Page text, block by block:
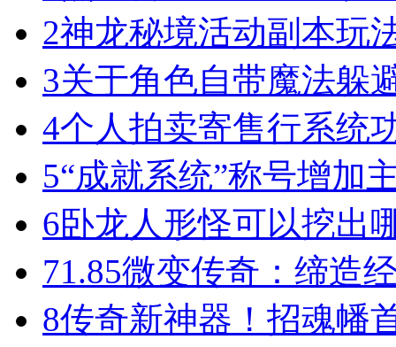
2神龙秘境活动副本玩
3关于角色自带魔法躲
4个人拍卖寄售行系统
5“成就系统”称号增加
6卧龙人形怪可以挖出
71.85微变传奇：缔造
8传奇新神器！招魂幡